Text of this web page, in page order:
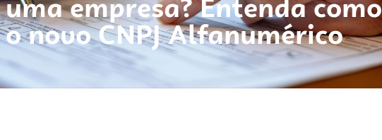
empresa? Entenda como
novo CNPJ Alfanumérico